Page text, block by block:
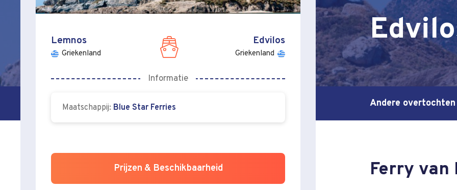
Andere overtochten
Lemnos
Griekenland
Edvilos
Griekenland
Informatie
Maatschappij: Blue Star Ferries
Prijzen & Beschikbaarheid Ferry van